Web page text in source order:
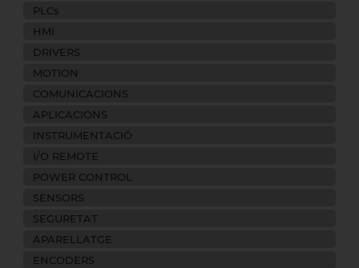
PLCs
HMI
DRIVERS
MOTION
COMUNICACIONS
APLICACIONS
INSTRUMENTACIÓ
I/O REMOTE
POWER CONTROL
SENSORS
SEGURETAT
APARELLATGE
ENCODERS